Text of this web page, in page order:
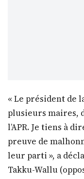
« Le président de
plusieurs maires,
l’APR. Je tiens à
preuve de
leur parti », a
Takku-Wallu